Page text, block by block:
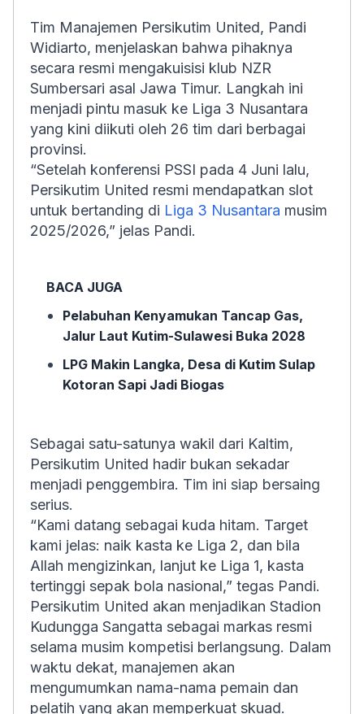
Tim Manajemen Persikutim United, Pandi
Widiarto, menjelaskan bahwa pihaknya
secara resmi mengakuisisi klub NZR
Sumbersari asal Jawa Timur. Langkah ini
menjadi pintu masuk ke Liga 3 Nusantara
yang kini diikuti oleh 26 tim dari berbagai
provinsi.
“Setelah konferensi PSSI pada 4 Juni lalu,
Persikutim United resmi mendapatkan slot
untuk bertanding di Liga 3 Nusantara musim
2025/2026,” jelas Pandi.
BACA JUGA
Pelabuhan Kenyamukan Tancap Gas,
Jalur Laut Kutim-Sulawesi Buka 2028
LPG Makin Langka, Desa di Kutim Sulap
Kotoran Sapi Jadi Biogas
Sebagai satu-satunya wakil dari Kaltim,
Persikutim United hadir bukan sekadar
menjadi penggembira. Tim ini siap bersaing
serius.
“Kami datang sebagai kuda hitam. Target
kami jelas: naik kasta ke Liga 2, dan bila
Allah mengizinkan, lanjut ke Liga 1, kasta
tertinggi sepak bola nasional,” tegas Pandi.
Persikutim United akan menjadikan Stadion
Kudungga Sangatta sebagai markas resmi
selama musim kompetisi berlangsung. Dalam
waktu dekat, manajemen akan
mengumumkan nama-nama pemain dan
pelatih yang akan memperkuat skuad.